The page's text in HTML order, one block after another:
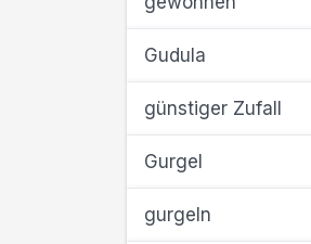
Gudula
günstiger Zufall
Gurgel
gurgeln